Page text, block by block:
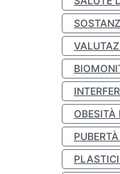
OBESITÀ